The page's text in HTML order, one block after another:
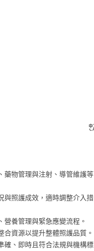
藥物管理與注射、導管維護等
與照護成效，適時調整介入措
養管理與緊急應變流程。
資源以提升整體照護品質。
確、即時且符合法規與機構標